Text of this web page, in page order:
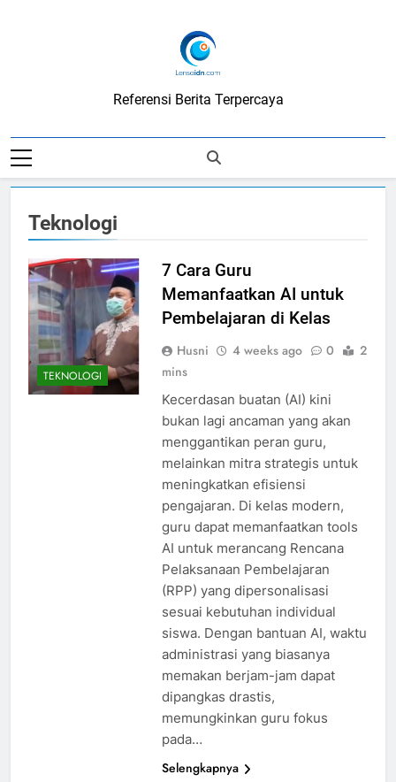
LensaIDN
Referensi Berita Terpercaya
Teknologi
TEKNOLOGI
7 Cara Guru
Memanfaatkan AI untuk
Pembelajaran di Kelas
Husni 4 weeks ago 0
2
mins
Kecerdasan buatan (AI) kini
bukan lagi ancaman yang akan
menggantikan peran guru,
melainkan mitra strategis untuk
meningkatkan efisiensi
pengajaran. Di kelas modern,
guru dapat memanfaatkan tools
AI untuk merancang Rencana
Pelaksanaan Pembelajaran
(RPP) yang dipersonalisasi
sesuai kebutuhan individual
siswa. Dengan bantuan AI, waktu
administrasi yang biasanya
memakan berjam-jam dapat
dipangkas drastis,
memungkinkan guru fokus
pada…
Selengkapnya